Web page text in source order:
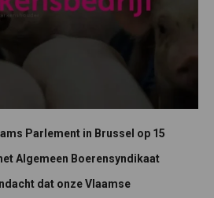
Parlement in Brussel op 15
Algemeen Boerensyndikaat
dat onze Vlaamse